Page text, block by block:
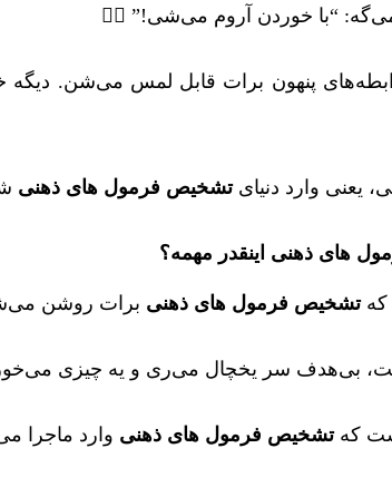
“با خوردن آروم می‌شی!” 😶‍🌫️
رابطه‌های پنهون برات قابل لمس می‌شن.
یعنی وارد دنیایتشخیص فرمول های ذهنی
های ذهنی اینقدر مهمه؟
کهتشخیص فرمول های ذهنی برات روشن
بی‌هدف سر یخچال می‌ری و یه چیزی
کهتشخیص فرمول های ذهنی وارد ماجرا